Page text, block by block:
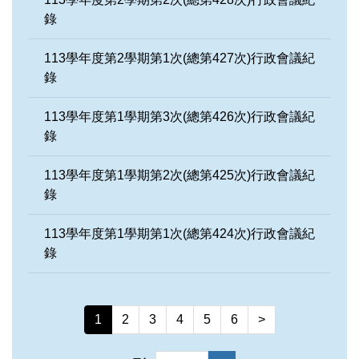
政風宣導及公職人員利益衝突迴避專區
校務資訊公開
特約商店
錄
113學年度第2學期第1次(總第427次)行政會議紀
錄
113學年度第1學期第3次(總第426次)行政會議紀
錄
113學年度第1學期第2次(總第425次)行政會議紀
錄
113學年度第1學期第1次(總第424次)行政會議紀
錄
1 2 3 4 5 6 >